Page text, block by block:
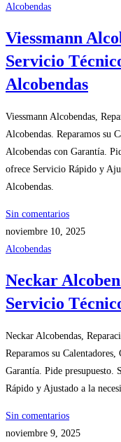
Alcobendas
Viessmann
Servicio
Alcobendas
Viessmann Alcobendas,
Alcobendas. Reparamos su
Alcobendas con Garantía.
ofrece Servicio Rápido y
Alcobendas.
Sin comentarios
noviembre 10, 2025
Alcobendas
Neckar
Servicio
Neckar Alcobendas,
Reparamos su
Garantía. Pide presupuesto.
Rápido y Ajustado a la
Sin comentarios
noviembre 9, 2025